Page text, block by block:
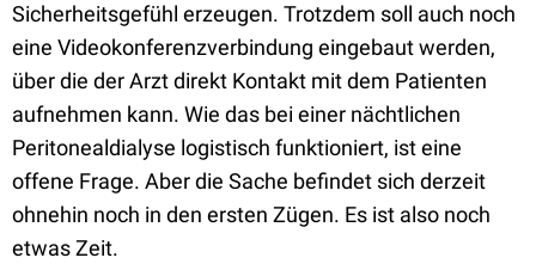
Sicherheitsgefühl erzeugen. Trotzdem soll auch noch
eine Videokonferenzverbindung eingebaut werden,
über die der Arzt direkt Kontakt mit dem Patienten
aufnehmen kann. Wie das bei einer nächtlichen
Peritonealdialyse logistisch funktioniert, ist eine
offene Frage. Aber die Sache befindet sich derzeit
ohnehin noch in den ersten Zügen. Es ist also noch
etwas Zeit.